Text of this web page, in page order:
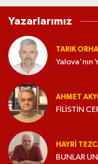
Yazarlarımız
TARIK
Yalova'nın
AHMET
FİLİSTİN
HAYRI
BUNLAR